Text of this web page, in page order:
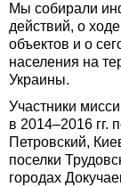
Мы собирали
действий, о
объектов и о
населения на
Украины.
Участники
в 2014–2016 гг.
Петровский,
поселки
городах